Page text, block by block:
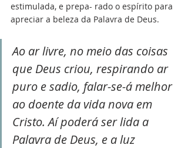
estimulada, e prepa- rado o espírito para
apreciar a beleza da Palavra de Deus.
Ao ar livre, no meio das coisas
que Deus criou, respirando ar
puro e sadio, falar-se-á melhor
ao doente da vida nova em
Cristo. Aí poderá ser lida a
Palavra de Deus, e a luz